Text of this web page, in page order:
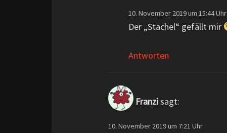
10. November 2019 um 15:44 Uhr
Der „Stachel“ gefällt mir
Antworten
Franzisagt:
10. November 2019 um 7:21 Uhr